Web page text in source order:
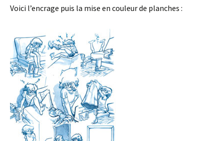
Voici l’encrage puis la mise en couleur de planches :